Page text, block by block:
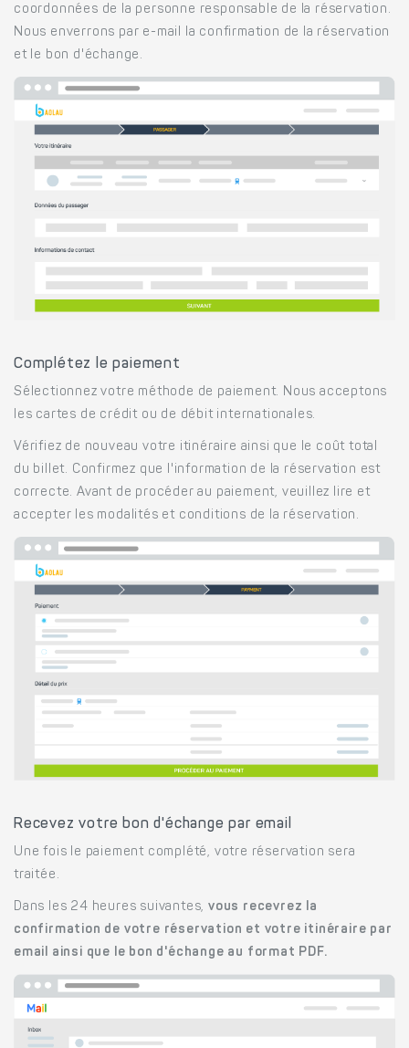
coordonnées de la personne responsable de la réservation.
Nous enverrons par e-mail la confirmation de la réservation
et le bon d'échange.
Complétez le paiement
Sélectionnez votre méthode de paiement. Nous acceptons
les cartes de crédit ou de débit internationales.
Vérifiez de nouveau votre itinéraire ainsi que le coût total
du billet. Confirmez que l'information de la réservation est
correcte. Avant de procéder au paiement, veuillez lire et
accepter les modalités et conditions de la réservation.
Recevez votre bon d'échange par email
Une fois le paiement complété, votre réservation sera
traitée.
Dans les 24 heures suivantes, vous recevrez la
confirmation de votre réservation et votre itinéraire par
email ainsi que le bon d'échange au format PDF.